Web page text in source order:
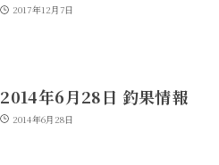
2017年12月7日
2014年6月28日 釣果情報
2014年6月28日